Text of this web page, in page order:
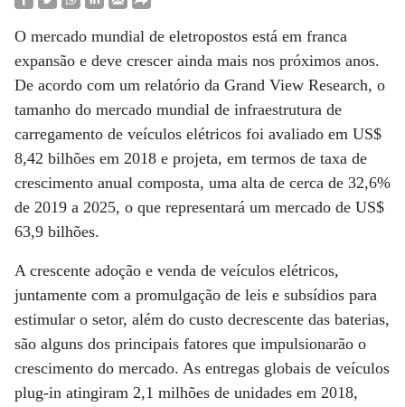
O mercado mundial de eletropostos está em franca
expansão e deve crescer ainda mais nos próximos anos.
De acordo com um relatório da Grand View Research, o
tamanho do mercado mundial de infraestrutura de
carregamento de veículos elétricos foi avaliado em US$
8,42 bilhões em 2018 e projeta, em termos de taxa de
crescimento anual composta, uma alta de cerca de 32,6%
de 2019 a 2025, o que representará um mercado de US$
63,9 bilhões.
A crescente adoção e venda de veículos elétricos,
juntamente com a promulgação de leis e subsídios para
estimular o setor, além do custo decrescente das baterias,
são alguns dos principais fatores que impulsionarão o
crescimento do mercado. As entregas globais de veículos
plug-in atingiram 2,1 milhões de unidades em 2018,